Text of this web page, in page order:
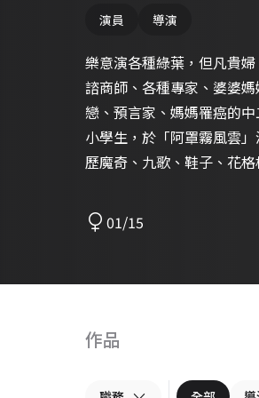
演員 導演
樂意演各種綠葉，但凡貴
諮商師、各種專家、婆婆媽媽、戀人或非人
戀、預言家、媽媽罹癌的
小學生，於「阿罩霧風雲」
歷魔奇、九歌、鞋子、花格格與差事、蘭陵......
01/15
作品